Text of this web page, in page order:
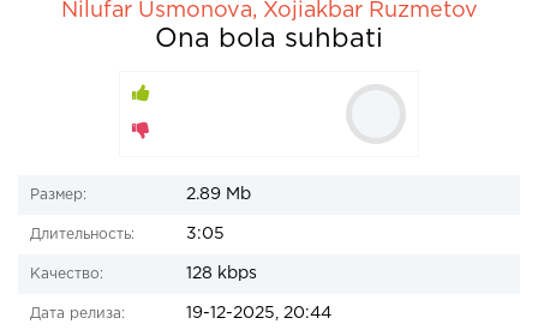
Nilufar Usmonova, Xojiakbar Ruzmetov
Ona bola suhbati
Размер: 2.89 Mb
Длительность: 3:05
Качество: 128 kbps
Дата релиза: 19-12-2025, 20:44